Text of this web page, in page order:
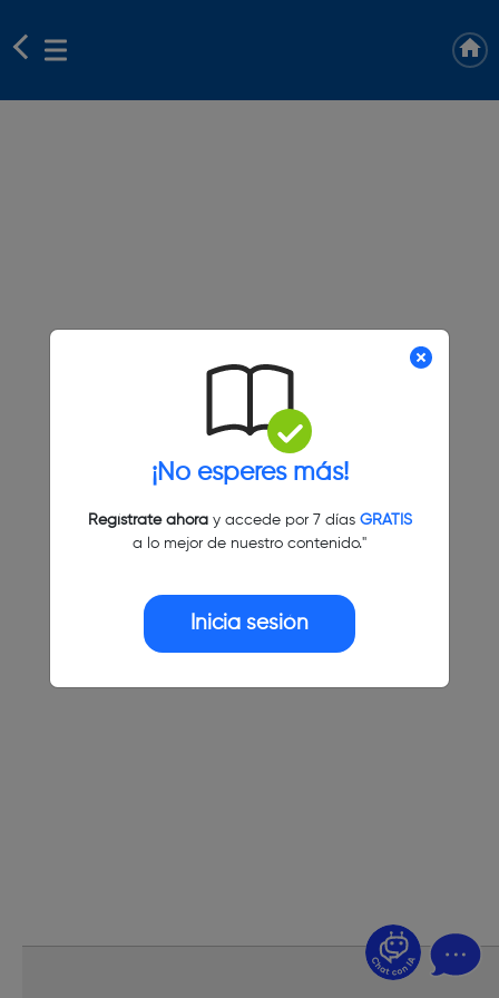
¡No esperes más!
Regístrate ahoray accede por 7 días GRATIS
a lo mejor de nuestro contenido."
Inicia sesión